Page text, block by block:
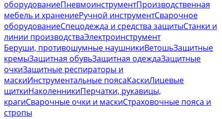
оборудованиеПневмоинструментПроизводственная
мебель и хранениеРучной инструментСварочное
оборудованиеСпецодежда и средства защитыСтанки и
линии производстваЭлектроинструмент
Беруши, противошумные наушникиВетошьЗащитные
кремыЗащитная обувьЗащитная одеждаЗащитные
очкиЗащитные респираторы и
маскиИнструментальные поясаКаскиЛицевые
щиткиНаколенникиПерчатки, рукавицы,
крагиСварочные очки и маскиСтраховочные пояса и
стропы